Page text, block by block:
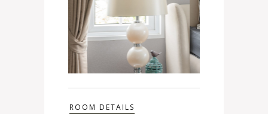
ROOM DETAILS